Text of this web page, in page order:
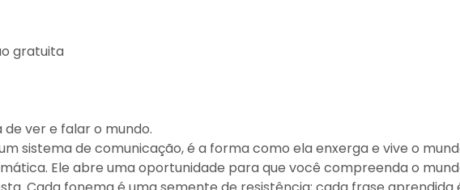
gratuita
ver e falar o mundo.
sistema de comunicação, é a forma como ela enxerga e vive o
Ele abre uma oportunidade para que você compreenda o